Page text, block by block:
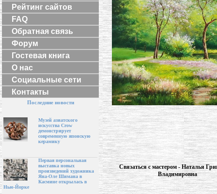
Рейтинг сайтов
FAQ
Обратная связь
Форум
Гостевая книга
О нас
Социальные сети
Контакты
Последние новости
Музей азиатского
искусства Crow
демонстрирует
современную японскую
керамику
Первая персональная
выставка новых
произведений художника
Яна-Оле Шимана в
Касмине открылась в
Нью-Йорке
Связаться с мастером - Наталья
Владимировна